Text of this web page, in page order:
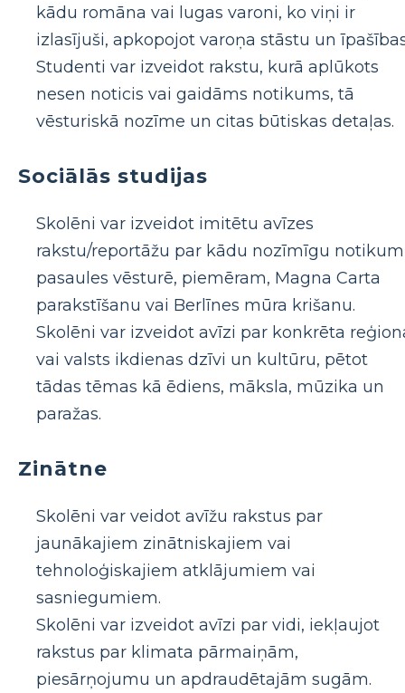
kādu romāna vai lugas varoni, ko viņi ir
izlasījuši, apkopojot varoņa stāstu un
Studenti var izveidot rakstu, kurā aplūkots
nesen noticis vai gaidāms notikums, tā
vēsturiskā nozīme un citas būtiskas detaļas.
Sociālās studijas
Skolēni var izveidot imitētu avīzes
rakstu/reportāžu par kādu nozīmīgu
pasaules vēsturē, piemēram, Magna Carta
parakstīšanu vai Berlīnes mūra krišanu.
Skolēni var izveidot avīzi par konkrēta
vai valsts ikdienas dzīvi un kultūru, pētot
tādas tēmas kā ēdiens, māksla, mūzika un
paražas.
Zinātne
Skolēni var veidot avīžu rakstus par
jaunākajiem zinātniskajiem vai
tehnoloģiskajiem atklājumiem vai
sasniegumiem.
Skolēni var izveidot avīzi par vidi, iekļaujot
rakstus par klimata pārmaiņām,
piesārņojumu un apdraudētajām sugām.